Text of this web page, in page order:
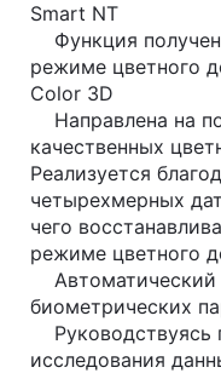
Smart NT
Функция
режиме цветного
Color 3D
Направлена на
качественных
Реализуется
четырехмерных
чего
режиме цветного
Автоматический
биометрических
Руководствуясь
исследования